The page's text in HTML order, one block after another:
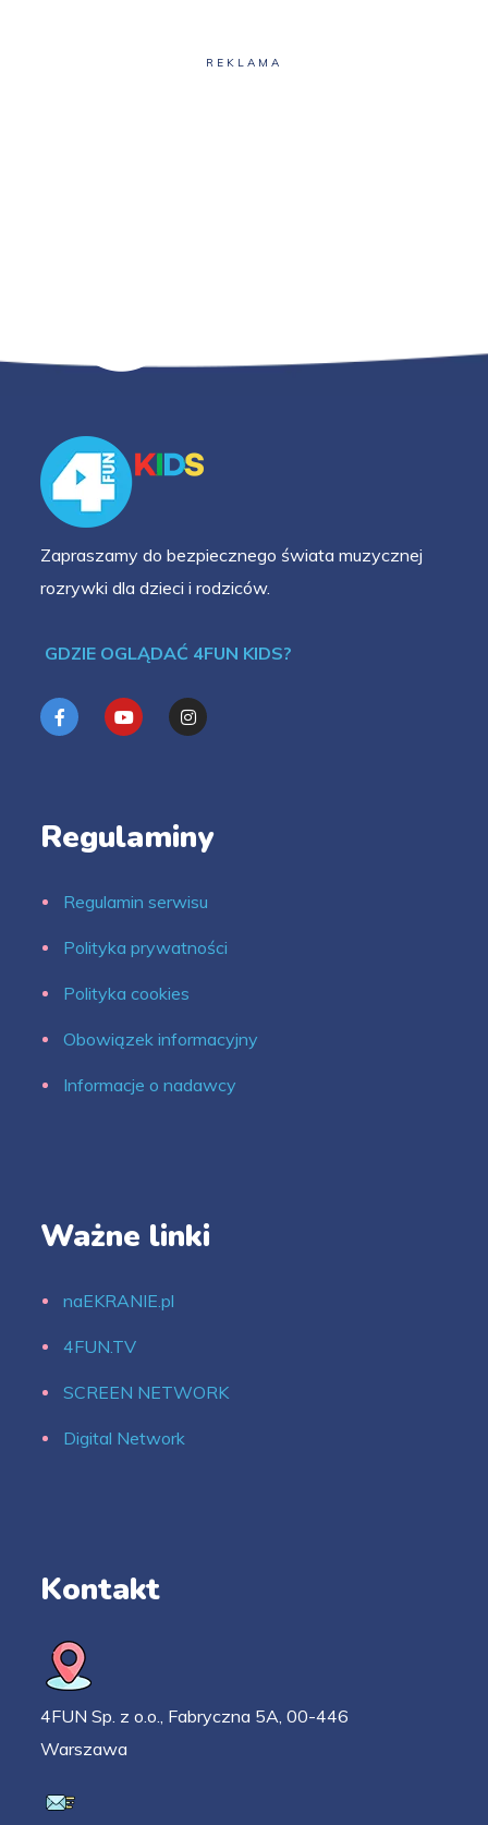
REKLAMA
Zapraszamy do bezpiecznego świata muzycznej
rozrywki dla dzieci i rodziców.
GDZIE OGLĄDAĆ 4FUN KIDS?
Regulaminy
Regulamin serwisu
Polityka prywatności
Polityka cookies
Obowiązek informacyjny
Informacje o nadawcy
Ważne linki
naEKRANIE.pl
4FUN.TV
SCREEN NETWORK
Digital Network
Kontakt
4FUN Sp. z o.o., Fabryczna 5A, 00-446
Warszawa